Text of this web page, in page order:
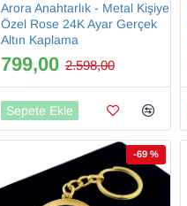
Arora Anahtarlık - Metal Kişiye
Özel Rose 24K Ayar Gerçek
Altın Kaplama
799,00 2.598,00
Sepete Ekle
-69 %